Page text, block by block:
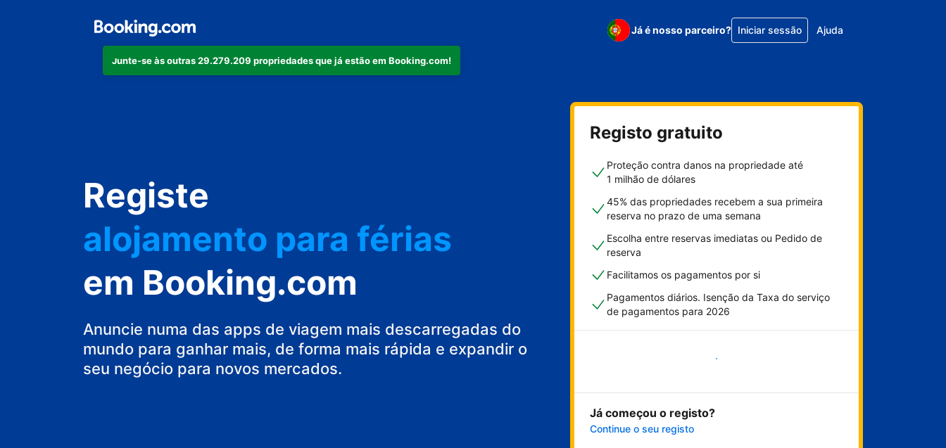
Junte-se às outras 29.279.209 propriedades que já estão em Booking.com!
Já é nosso parceiro? Iniciar sessão Ajuda
Registe
o seu hotel
alojamento para férias
a sua villa
o seu hostel
em Booking.com
Anuncie numa das apps de viagem mais descarregadas do
mundo para ganhar mais, de forma mais rápida e expandir o
seu negócio para novos mercados.
Registo gratuito
Proteção contra danos na propriedade até
1 milhão de dólares
45% das propriedades recebem a sua primeira
reserva no prazo de uma semana
Escolha entre reservas imediatas ou Pedido de
reserva
Facilitamos os pagamentos por si
Pagamentos diários. Isenção da Taxa do serviço
de pagamentos para 2026
Comece já
Já começou o registo?
Continue o seu registo